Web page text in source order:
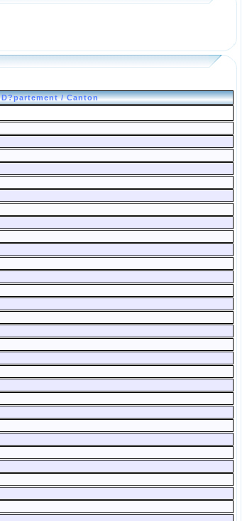
D?partement / Canton